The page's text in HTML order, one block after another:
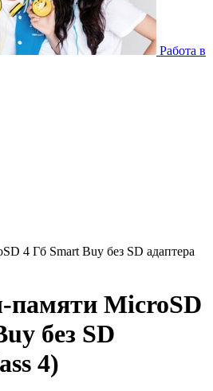
Работа в
4 Гб Smart Buy без SD адаптера
MicroSD
без SD
4)